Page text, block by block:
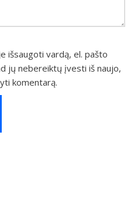
išsaugoti vardą, el. pašto
jų nebereiktų įvesti iš naujo,
komentarą.